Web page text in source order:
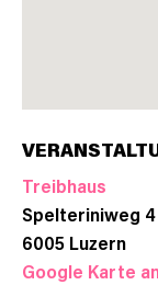
Treibhaus
Spelteriniweg 4
6005 Luzern
Google Karte